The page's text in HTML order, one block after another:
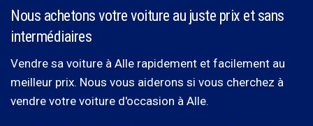
Nous achetons votre voiture au juste prix et sans
intermédiaires
Vendre sa voiture à Alle rapidement et facilement au
meilleur prix. Nous vous aiderons si vous cherchez à
vendre votre voiture d'occasion à Alle.